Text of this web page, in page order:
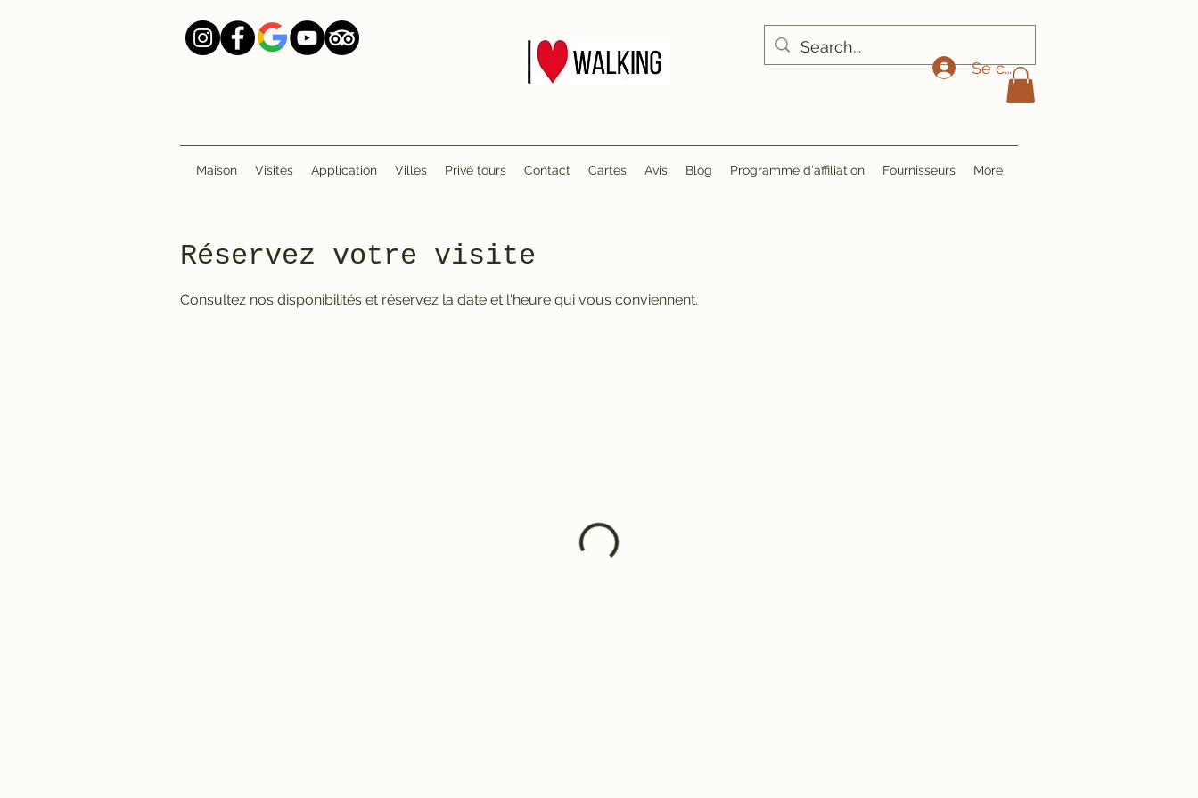
Se connecter
Maison Visites Application Villes Privé tours Contact Cartes Avis Blog Programme d'affiliation Fournisseurs More
Réservez votre visite
Consultez nos disponibilités et réservez la date et l'heure qui vous conviennent.